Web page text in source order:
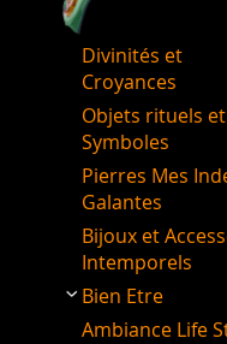
Divinités et
Croyances
Objets rituels et
Symboles
Pierres Mes
Galantes
Bijoux et
Intemporels
Bien Etre
Ambiance Life